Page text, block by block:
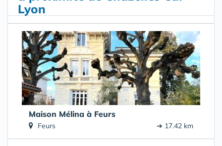
Lyon
Maison Mélina à Feurs
Feurs ➔ 17.42 km